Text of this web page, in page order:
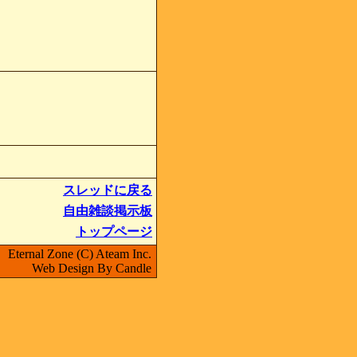
スレッドに戻る
自由雑談掲示板
トップページ
Eternal Zone (C) Ateam Inc.
Web Design By Candle